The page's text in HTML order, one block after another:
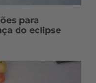
para
do eclipse